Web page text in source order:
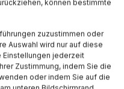
können bestimmte
zuzustimmen oder
Auswahl wird nur auf diese
Einstellungen jederzeit
Zustimmung, indem Sie die
oder indem Sie auf die